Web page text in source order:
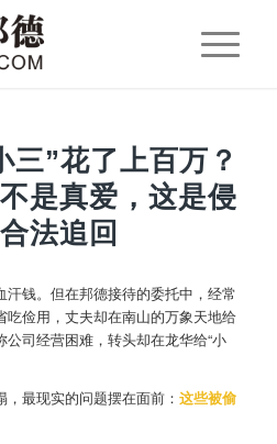
三”花了上百万？
是真爱，这是侵
法追回
钱。但在邦德接待的委托中，经常
俭用，丈夫却在南山的万象天地给
司经营困难，转头却在龙华给“小
最现实的问题摆在面前： 这些被偷